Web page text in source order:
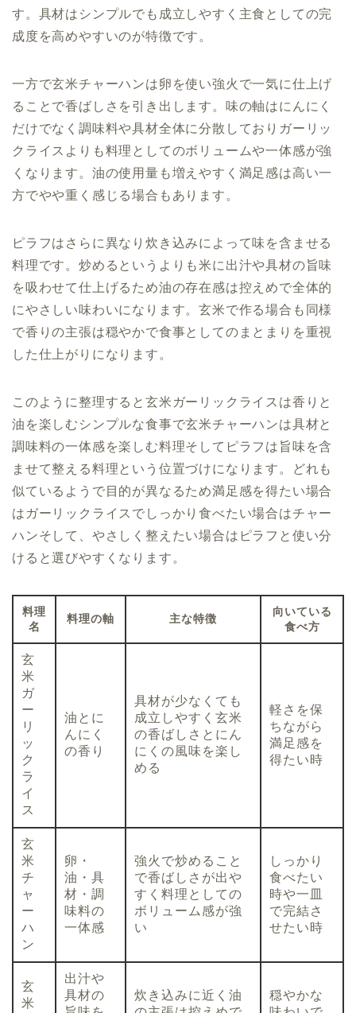
す。具材はシンプルでも成立しやすく主食としての完
成度を高めやすいのが特徴です。
一方で玄米チャーハンは卵を使い強火で一気に仕上げ
ることで香ばしさを引き出します。味の軸はにんにく
だけでなく調味料や具材全体に分散しておりガーリッ
クライスよりも料理としてのボリュームや一体感が強
くなります。油の使用量も増えやすく満足感は高い一
方でやや重く感じる場合もあります。
ピラフはさらに異なり炊き込みによって味を含ませる
料理です。炒めるというよりも米に出汁や具材の旨味
を吸わせて仕上げるため油の存在感は控えめで全体的
にやさしい味わいになります。玄米で作る場合も同様
で香りの主張は穏やかで食事としてのまとまりを重視
した仕上がりになります。
このように整理すると玄米ガーリックライスは香りと
油を楽しむシンプルな食事で玄米チャーハンは具材と
調味料の一体感を楽しむ料理そしてピラフは旨味を含
ませて整える料理という位置づけになります。どれも
似ているようで目的が異なるため満足感を得たい場合
はガーリックライスでしっかり食べたい場合はチャー
ハンそして、やさしく整えたい場合はピラフと使い分
けると選びやすくなります。
料理
名
料理の軸 主な特徴
向いている
食べ方
玄
米
ガ
ー
リ
ッ
ク
ラ
イ
ス
油とに
んにく
の香り
具材が少なくても
成立しやすく玄米
の香ばしさとにん
にくの風味を楽し
める
軽さを保
ちながら
満足感を
得たい時
玄
米
チ
ャ
ー
ハ
ン
卵・
油・具
材・調
味料の
一体感
強火で炒めること
で香ばしさが出や
すく料理としての
ボリューム感が強
い
しっかり
食べたい
時や一皿
で完結さ
せたい時
玄
米
出汁や
具材の
炊き込みに近く油
穏やかな